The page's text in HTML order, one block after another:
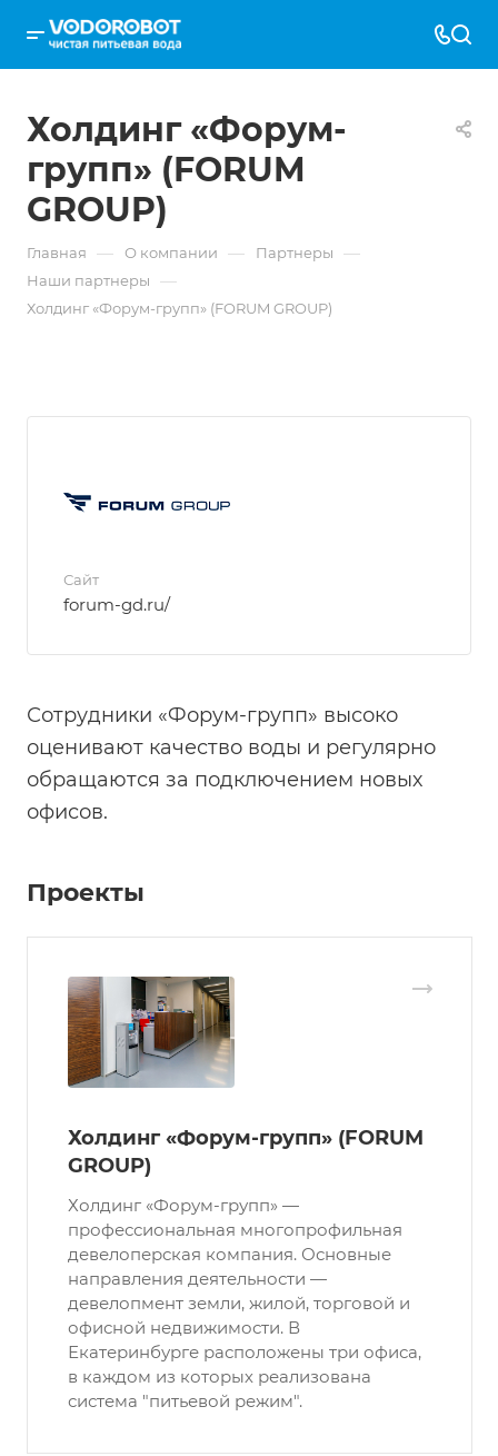
Холдинг «Форум-
групп» (FORUM
GROUP)
Главная — О компании — Партнеры —
Наши партнеры —
Холдинг «Форум-групп» (FORUM GROUP)
Сайт
forum-gd.ru/
Сотрудники «Форум-групп» высоко
оценивают качество воды и регулярно
обращаются за подключением новых
офисов.
Проекты
Холдинг «Форум-групп» (FORUM
GROUP)
Холдинг «Форум-групп» —
профессиональная многопрофильная
девелоперская компания. Основные
направления деятельности —
девелопмент земли, жилой, торговой и
офисной недвижимости. В
Екатеринбурге расположены три офиса,
в каждом из которых реализована
система "питьевой режим".